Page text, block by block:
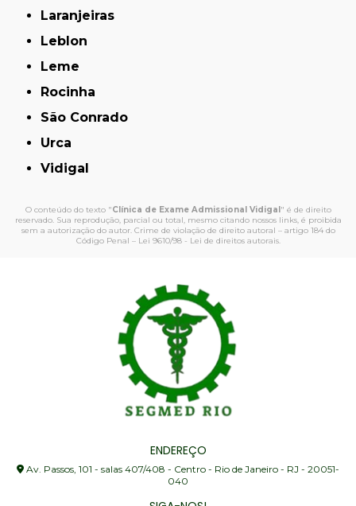
Laranjeiras
Leblon
Leme
Rocinha
São Conrado
Urca
Vidigal
O conteúdo do texto "Clínica de Exame Admissional Vidigal" é de direito
reservado. Sua reprodução, parcial ou total, mesmo citando nossos links, é proibida
sem a autorização do autor. Crime de violação de direito autoral – artigo 184 do
Código Penal – Lei 9610/98 - Lei de direitos autorais.
ENDEREÇO
Av. Passos, 101 - salas 407/408 - Centro - Rio de Janeiro - RJ - 20051-
040